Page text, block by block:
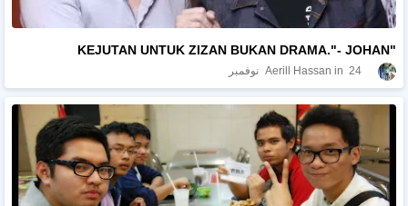
"KEJUTAN UNTUK ZIZAN BUKAN DRAMA."- JOHAN
Aerill Hassan 24 نوفمبر